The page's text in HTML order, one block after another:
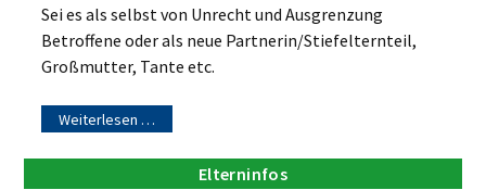
Sei es als selbst von Unrecht und Ausgrenzung
Betroffene oder als neue Partnerin/Stiefelternteil,
Großmutter, Tante etc.
Weiterlesen …
Elterninfos